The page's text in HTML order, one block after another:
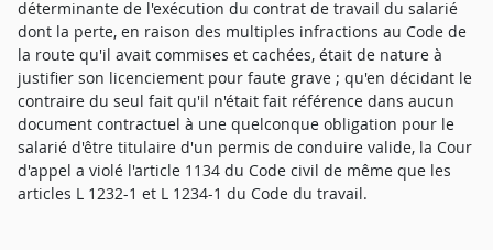
déterminante de l'exécution du contrat de travail du salarié
dont la perte, en raison des multiples infractions au Code de
la route qu'il avait commises et cachées, était de nature à
justifier son licenciement pour faute grave ; qu'en décidant le
contraire du seul fait qu'il n'était fait référence dans aucun
document contractuel à une quelconque obligation pour le
salarié d'être titulaire d'un permis de conduire valide, la Cour
d'appel a violé l'article 1134 du Code civil de même que les
articles L 1232-1 et L 1234-1 du Code du travail.